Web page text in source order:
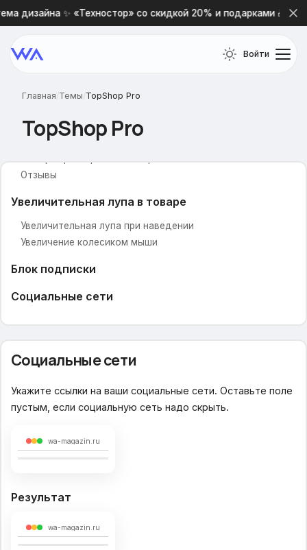
дизайна ✨ «Техностор» со скидкой 20% и подарками 🎁
Войти
Главная/Темы/TopShop Pro
TopShop Pro
Размер большой фотографии
Соц. сети для расшаривания
Вспомогательная всплывающая панель
Вкладка по умолчанию
Дополнительная вкладка (Заголовок)
Дополнительная вкладка (Текст)
Отзывы
Увеличительная лупа в товаре
Увеличительная лупа при наведении
Увеличение колесиком мыши
Блок подписки
Социальные сети
Социальные сети
Укажите ссылки на ваши социальные сети. Оставьте поле
пустым, если социальную сеть надо скрыть.
wa-magazin.ru
Результат
wa-magazin.ru